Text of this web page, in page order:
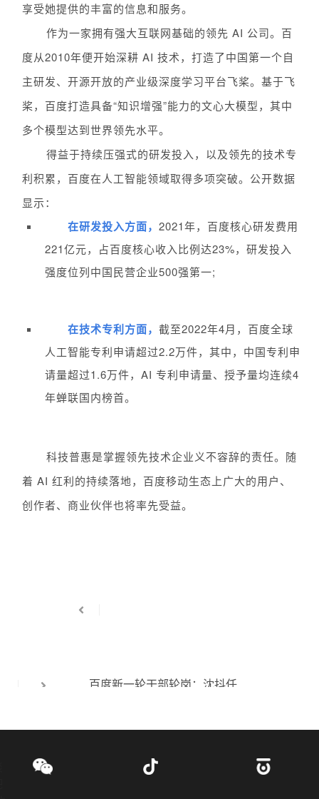
享受她提供的丰富的信息和服务。
作为一家拥有强大互联网基础的领先 AI 公司。百
度从2010年便开始深耕 AI 技术，打造了中国第一个自
主研发、开源开放的产业级深度学习平台飞桨。基于飞
桨，百度打造具备“知识增强”能力的文心大模型，其中
多个模型达到世界领先水平。
得益于持续压强式的研发投入，以及领先的技术专
利积累，百度在人工智能领域取得多项突破。公开数据
显示：
在研发投入方面， 2021年，百度核心研发费用
221亿元，占百度核心收入比例达23%，研发投入
强度位列中国民营企业500强第一;
在技术专利方面， 截至2022年4月，百度全球
人工智能专利申请超过2.2万件，其中，中国专利申
请量超过1.6万件，AI 专利申请量、授予量均连续4
年蝉联国内榜首。
科技普惠是掌握领先技术企业义不容辞的责任。随
着 AI 红利的持续落地，百度移动生态上广大的用户、
创作者、商业伙伴也将率先受益。